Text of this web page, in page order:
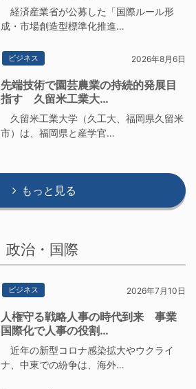
経済産業省が公募した「国際ルール形
成・市場創造型標準化推進…
ビジネス 2026年8月6日
先端技術で園芸農業の持続的発展目
指す 久留米工業大…
久留米工業大学（久工大、福岡県久留米
市）は、福岡県と産学官…
もっと見る
政治・国際
ビジネス 2026年7月10日
人権守る戦略人事の時代到来 事業
国際化で人事の役割…
近年の新型コロナ感染拡大やウクライ
ナ、中東での紛争は、海外…